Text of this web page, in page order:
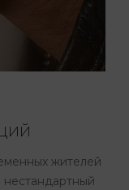
жителей